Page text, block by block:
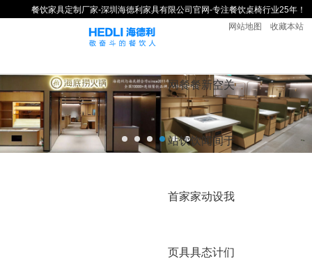
餐饮家具定制厂家-深圳海德利家具有限公司官网-专注餐饮桌椅行业25年！
收藏本站
网站地图
网
站
首
页
餐
饮
家
具
餐
饮
家
具
新
闻
动
态
空
间
设
计
关
于
我
们